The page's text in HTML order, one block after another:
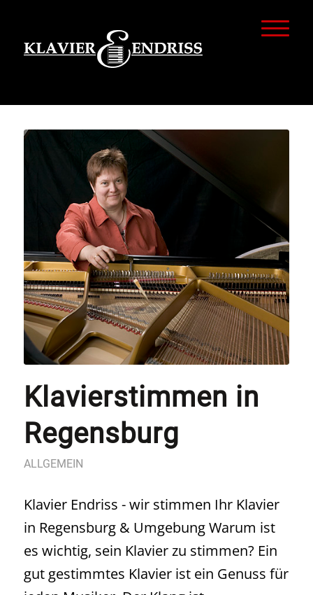
Klavierstimmen in
Regensburg
ALLGEMEIN
Klavier Endriss - wir stimmen Ihr Klavier
in Regensburg & Umgebung Warum ist
es wichtig, sein Klavier zu stimmen? Ein
gut gestimmtes Klavier ist ein Genuss für